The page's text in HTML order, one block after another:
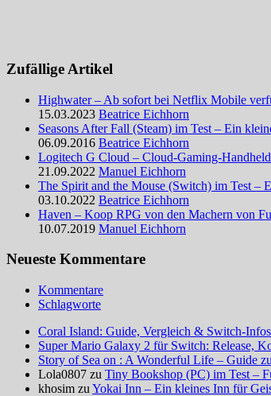
Zufällige Artikel
Highwater – Ab sofort bei Netflix Mobile
15.03.2023 Beatrice Eichhorn
Seasons After Fall (Steam) im Test – Ein
06.09.2016 Beatrice Eichhorn
Logitech G Cloud – Cloud-Gaming-
21.09.2022 Manuel Eichhorn
The Spirit and the Mouse (Switch) im Test –
03.10.2022 Beatrice Eichhorn
Haven – Koop RPG von den Machern von
10.07.2019 Manuel Eichhorn
Neueste Kommentare
Kommentare
Schlagworte
Coral Island: Guide, Vergleich & Switch-
Super Mario Galaxy 2 für Switch: Release,
Story of Sea on : A Wonderful Life – Guide
Lola0807 zu Tiny Bookshop (PC) im Test –
khosim zu Yokai Inn – Ein kleines Inn für